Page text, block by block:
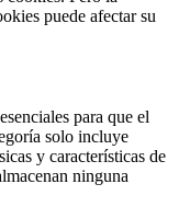
puede afectar su
para que el
solo incluye
y características de
ninguna